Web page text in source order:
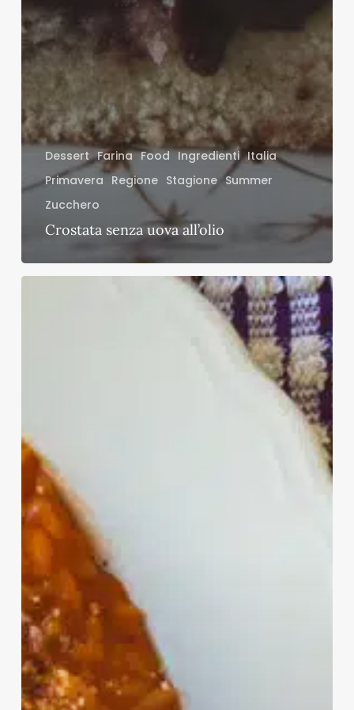
Dessert Farina Food Ingredienti Italia
Primavera Regione Stagione Summer
Zucchero
Crostata senza uova all’olio